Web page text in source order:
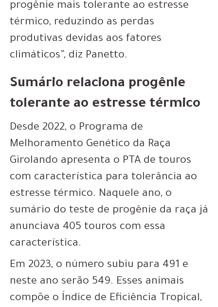
progênie mais tolerante ao estresse
térmico, reduzindo as perdas
produtivas devidas aos fatores
climáticos”, diz Panetto.
Sumário relaciona progênie
tolerante ao estresse térmico
Desde 2022, o Programa de
Melhoramento Genético da Raça
Girolando apresenta o PTA de touros
com característica para tolerância ao
estresse térmico. Naquele ano, o
sumário do teste de progênie da raça já
anunciava 405 touros com essa
característica.
Em 2023, o número subiu para 491 e
neste ano serão 549. Esses animais
compõe o Índice de Eficiência Tropical,